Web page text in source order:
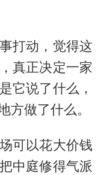
打动，觉得这
真正决定一家
它说了什么，
方做了什么。
可以花大价钱
中庭修得气派